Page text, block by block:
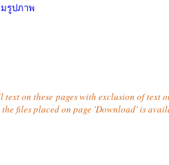
มรูปภาพ
text on these pages with exclusion of text
files placed on page 'Download' is